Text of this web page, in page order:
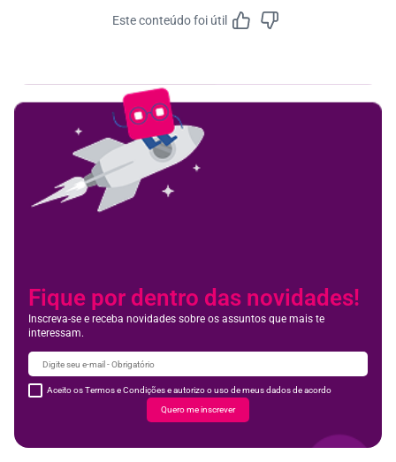
Este conteúdo foi útil
Fique por dentro das novidades!
Inscreva-se e receba novidades sobre os assuntos que mais te
interessam.
Aceito os Termos e Condições e autorizo o uso de meus dados de acordo
Quero me inscrever